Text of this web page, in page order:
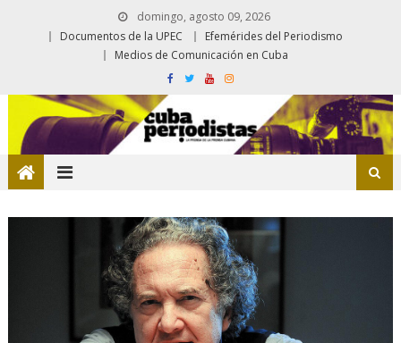
domingo, agosto 09, 2026
Documentos de la UPEC
Efemérides del Periodismo
Medios de Comunicación en Cuba